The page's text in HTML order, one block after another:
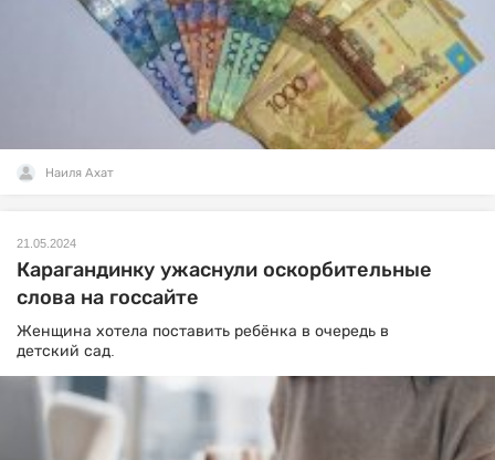
Наиля Ахат
21.05.2024
Карагандинку ужаснули оскорбительные
слова на госсайте
Женщина хотела поставить ребёнка в очередь в
детский сад.